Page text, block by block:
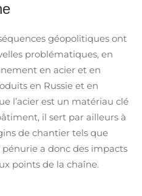
géopolitiques ont
problématiques, en
en acier et en
en Russie et en
l’acier est un matériau clé
il sert par ailleurs à
de chantier tels que
a donc des impacts
points de la chaîne.